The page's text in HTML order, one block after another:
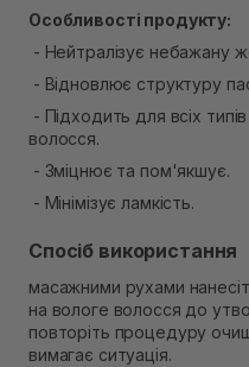
Особливості продукту:
- Нейтралізує небажану
- Відновлює структуру
- Підходить для всіх
волосся.
- Зміцнює та пом'якшує.
- Мінімізує ламкість.
Спосіб використання
масажними рухами
на вологе волосся до
повторіть процедуру
вимагає ситуація.